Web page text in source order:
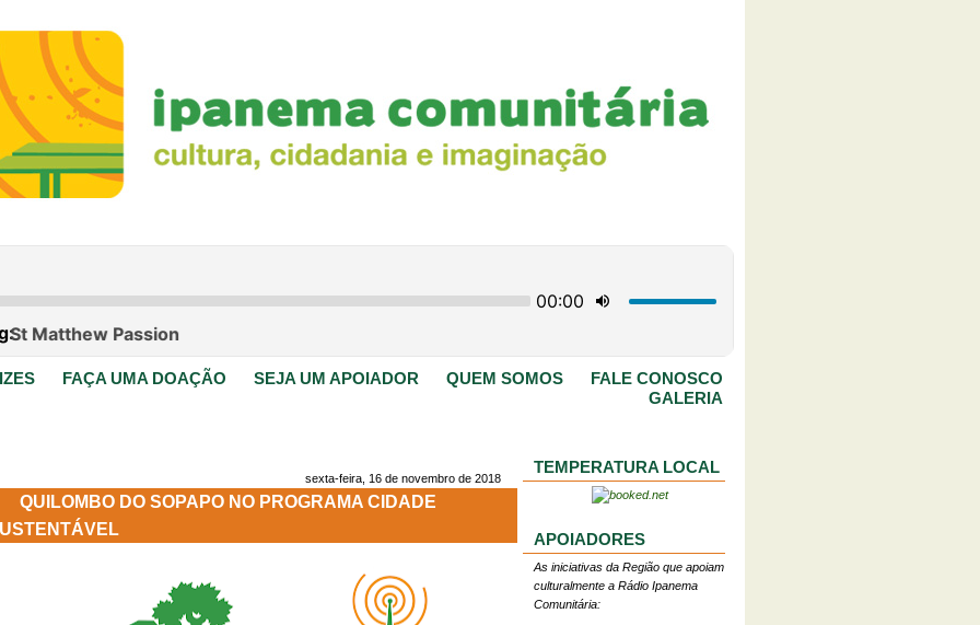
FAÇA UMA DOAÇÃO SEJA UM APOIADOR QUEM SOMOS
FALE CONOSCO
GALERIA
sexta-feira, 16 de novembro de 2018
QUILOMBO DO SOPAPO NO PROGRAMA CIDADE
TEMPERATURA LOCAL
APOIADORES
As iniciativas da Região que apoiam
culturalmente a Rádio Ipanema
Comunitária: